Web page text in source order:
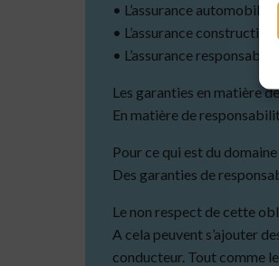
• L’assurance automobile
• L’assurance construction
• L’assurance
Les garanties en matière
En matière de
Pour ce qui est du
Des garanties de
Le non respect de cette
A cela peuvent s’ajouter
conducteur. Tout comme